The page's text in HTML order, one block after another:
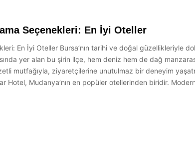
Seçenekleri: En İyi Oteller
En İyi Oteller Bursa’nın tarihi ve doğal güzellikleriyle
yer alan bu şirin ilçe, hem deniz hem de dağ
mutfağıyla, ziyaretçilerine unutulmaz bir deneyim
Hotel, Mudanya’nın en popüler otellerinden biridir.